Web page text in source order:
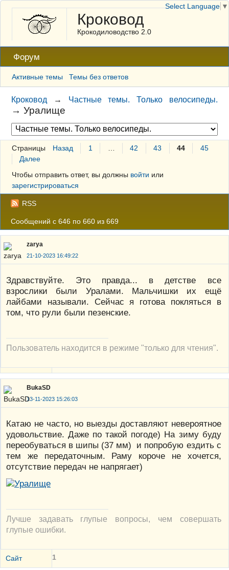
Кроковод
Крокодиловодство 2.0
Форум
Активные темы Темы без ответов
Кроковод → Частные темы. Только велосипеды.
→Уралище
Страницы Назад 1 42 43 44
45
Далее
Чтобы отправить ответ, вы должны войти или
зарегистрироваться
RSS
Сообщений с 646 по 660 из 669
zarya
21-10-2023 16:49:22
Здравствуйте. Это правда... в детстве все
взрослики были Уралами. Мальчишки их ещё
лайбами называли. Сейчас я готова покляться в
том, что рули были пезенские.
Пользователь находится в режиме "только для чтения".
BukaSD
13-11-2023 15:26:03
Катаю не часто, но выезды доставляют невероятное
удовольствие. Даже по такой погоде) На зиму буду
переобуваться в шипы (37 мм) и попробую ездить с
тем же передаточным. Раму короче не хочется,
отсутствие передач не напрягает)
Лучше задавать глупые вопросы, чем совершать
глупые ошибки.
Сайт 1
Select Language ▼